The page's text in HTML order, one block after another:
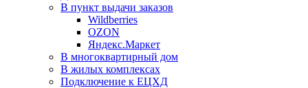
В пункт выдачи заказов
Wildberries
OZON
Яндекс.Маркет
В многоквартирный дом
В жилых комплексах
Подключение к ЕЦХД